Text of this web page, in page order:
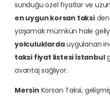
sunduğu özel fiyatlar ve
en uygun korsan taksi
yaşamak mümkün hale
yolculuklardauygulanan
taksi fiyat listesi İstanbul
avantaj sağlıyor.
Mersin Korsan Taksi,